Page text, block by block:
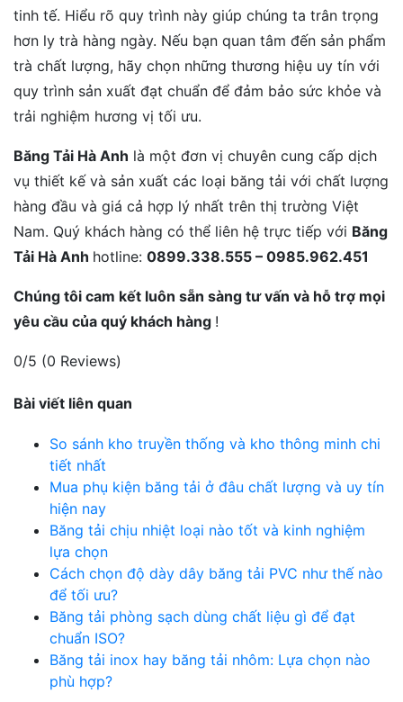
tinh tế. Hiểu rõ quy trình này giúp chúng ta trân trọng
hơn ly trà hàng ngày. Nếu bạn quan tâm đến sản phẩm
trà chất lượng, hãy chọn những thương hiệu uy tín với
quy trình sản xuất đạt chuẩn để đảm bảo sức khỏe và
trải nghiệm hương vị tối ưu.
Băng Tải Hà Anh là một đơn vị chuyên cung cấp dịch
vụ thiết kế và sản xuất các loại băng tải với chất lượng
hàng đầu và giá cả hợp lý nhất trên thị trường Việt
Nam. Quý khách hàng có thể liên hệ trực tiếp với Băng
Tải Hà Anh hotline: 0899.338.555 – 0985.962.451
Chúng tôi cam kết luôn sẵn sàng tư vấn và hỗ trợ mọi
yêu cầu của quý khách hàng !
0/5 (0 Reviews)
Bài viết liên quan
So sánh kho truyền thống và kho thông minh chi
tiết nhất
Mua phụ kiện băng tải ở đâu chất lượng và uy tín
hiện nay
Băng tải chịu nhiệt loại nào tốt và kinh nghiệm
lựa chọn
Cách chọn độ dày dây băng tải PVC như thế nào
để tối ưu?
Băng tải phòng sạch dùng chất liệu gì để đạt
chuẩn ISO?
Băng tải inox hay băng tải nhôm: Lựa chọn nào
phù hợp?